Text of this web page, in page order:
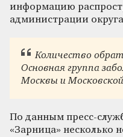
информацию
администрации
Количество
Основная группа
Москвы и
По данным пресс-
«Зарница» несколько